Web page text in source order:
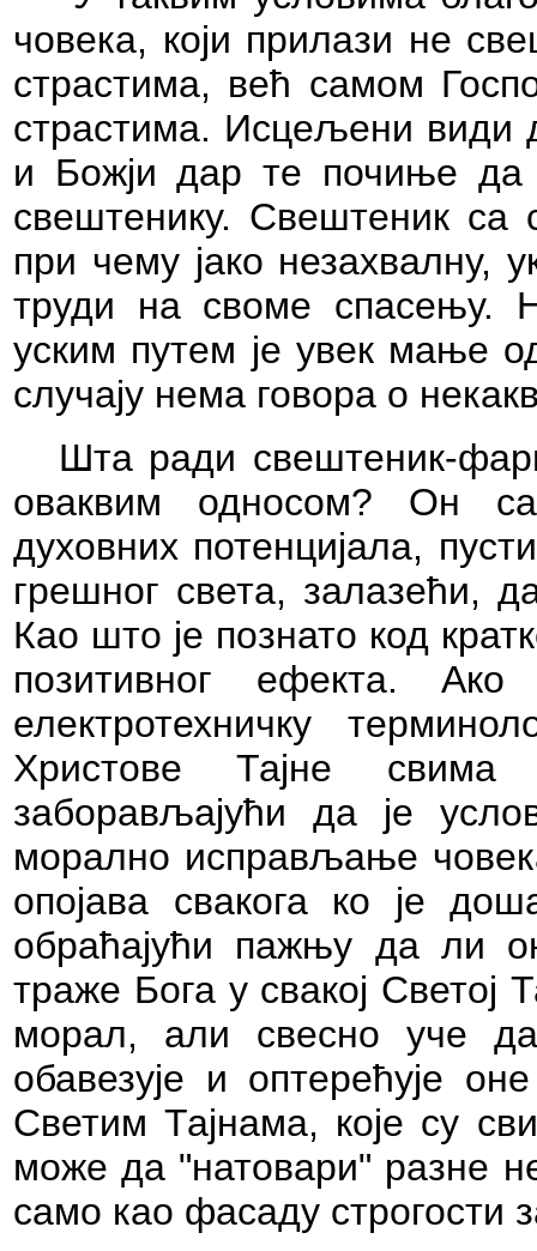
човека, који прилази не
страстима, већ самом
страстима. Исцељени види
и Божји дар те почиње да
свештенику. Свештеник са
при чему јако незахвалну,
труди на своме спасењу.
уским путем је увек мање
случају нема говора о
Шта ради свештеник-
оваквим односом? Он
духовних потенцијала,
грешног света, залазећи,
Као што је познато код
позитивног ефекта.
електротехничку
Христове Тајне
заборављајући да је
морално исправљање
опојава свакога ко је
обраћајући пажњу да ли
траже Бога у свакој Светој
морал, али свесно уче
обавезује и оптерећује
Светим Тајнама, које су
може да "натовари" разне
само као фасаду строгости